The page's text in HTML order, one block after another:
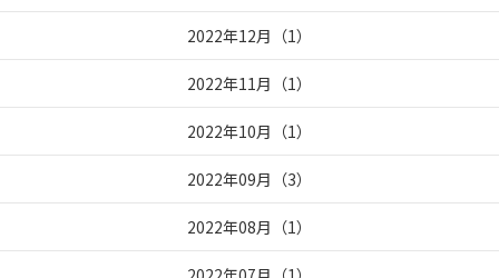
2022年12月 （1）
2022年11月 （1）
2022年10月 （1）
2022年09月 （3）
2022年08月 （1）